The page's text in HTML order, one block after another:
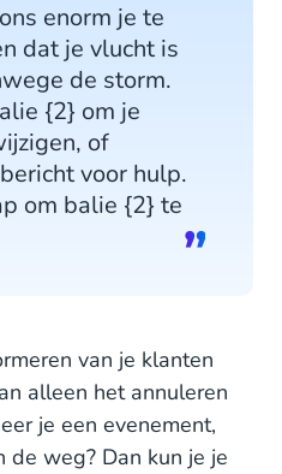
enorm je te
dat je vlucht is
de storm.
{2} om je
of
voor hulp.
om balie {2} te
van je klanten
alleen het annuleren
je een evenement,
de weg? Dan kun je je